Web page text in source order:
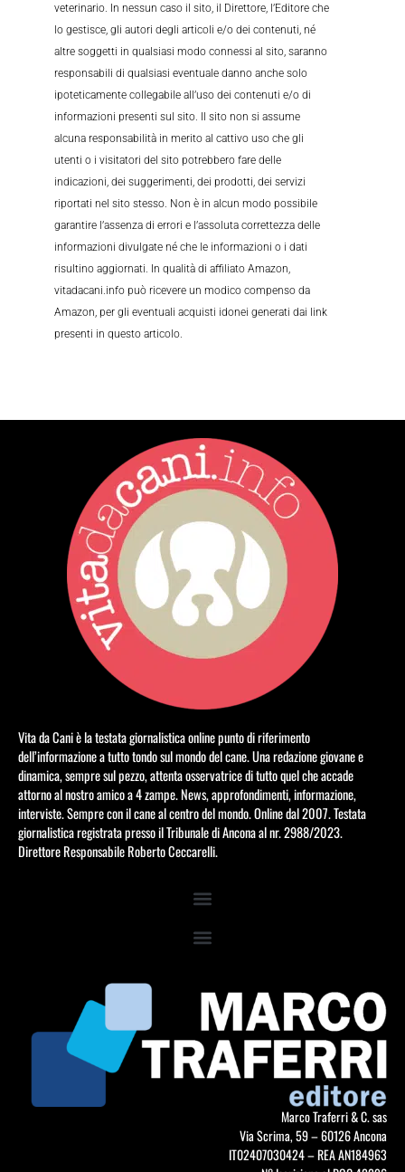
veterinario. In nessun caso il sito, il Direttore, l’Editore che
lo gestisce, gli autori degli articoli e/o dei contenuti, né
altre soggetti in qualsiasi modo connessi al sito, saranno
responsabili di qualsiasi eventuale danno anche solo
ipoteticamente collegabile all’uso dei contenuti e/o di
informazioni presenti sul sito. Il sito non si assume
alcuna responsabilità in merito al cattivo uso che gli
utenti o i visitatori del sito potrebbero fare delle
indicazioni, dei suggerimenti, dei prodotti, dei servizi
riportati nel sito stesso. Non è in alcun modo possibile
garantire l’assenza di errori e l’assoluta correttezza delle
informazioni divulgate né che le informazioni o i dati
risultino aggiornati. In qualità di affiliato Amazon,
vitadacani.info può ricevere un modico compenso da
Amazon, per gli eventuali acquisti idonei generati dai link
presenti in questo articolo.
Vita da Cani è la testata giornalistica online punto di riferimento
dell’informazione a tutto tondo sul mondo del cane. Una redazione giovane e
dinamica, sempre sul pezzo, attenta osservatrice di tutto quel che accade
attorno al nostro amico a 4 zampe. News, approfondimenti, informazione,
interviste. Sempre con il cane al centro del mondo. Online dal 2007. Testata
giornalistica registrata presso il Tribunale di Ancona al nr. 2988/2023.
Direttore Responsabile Roberto Ceccarelli.
Marco Traferri & C. sas
Via Scrima, 59 – 60126 Ancona
IT02407030424 – REA AN184963